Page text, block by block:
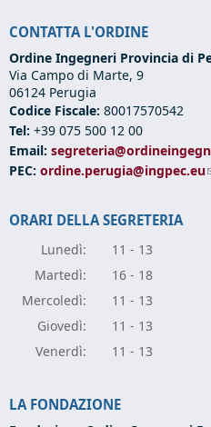
CONTATTA L'ORDINE
Ordine Ingegneri Provincia di
Via Campo di Marte, 9
06124 Perugia
Codice Fiscale: 80017570542
Tel: +39 075 500 12 00
Email:
PEC: ordine.perugia@ingpec.eu
ORARI DELLA SEGRETERIA
Lunedì:
11 - 13
Martedì:
16 - 18
Mercoledì:
11 - 13
Giovedì:
11 - 13
Venerdì: 11 - 13
LA FONDAZIONE